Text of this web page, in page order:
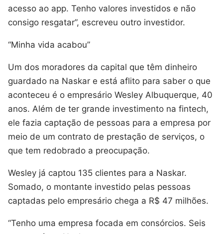
acesso ao app. Tenho valores investidos e não
consigo resgatar”, escreveu outro investidor.
“Minha vida acabou”
Um dos moradores da capital que têm dinheiro
guardado na Naskar e está aflito para saber o que
aconteceu é o empresário Wesley Albuquerque, 40
anos. Além de ter grande investimento na fintech,
ele fazia captação de pessoas para a empresa por
meio de um contrato de prestação de serviços, o
que tem redobrado a preocupação.
Wesley já captou 135 clientes para a Naskar.
Somado, o montante investido pelas pessoas
captadas pelo empresário chega a R$ 47 milhões.
“Tenho uma empresa focada em consórcios. Seis